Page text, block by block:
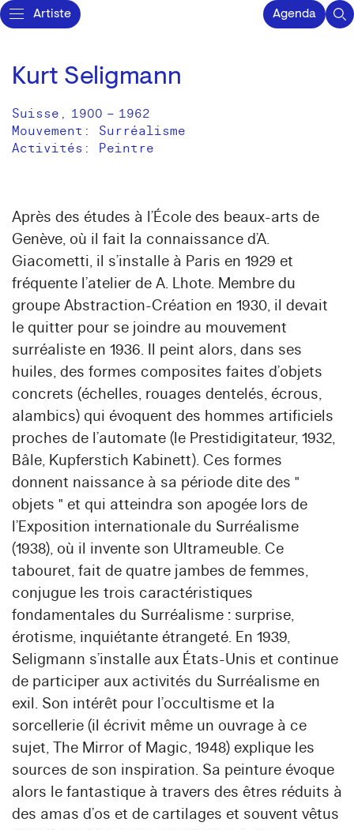
Artiste Agenda
Kurt Seligmann
Suisse , 1900 – 1962
Mouvement: Surréalisme
Activités: Peintre
Après des études à l’École des beaux-arts de
Genève, où il fait la connaissance d’A.
Giacometti, il s’installe à Paris en 1929 et
fréquente l’atelier de A. Lhote. Membre du
groupe Abstraction-Création en 1930, il devait
le quitter pour se joindre au mouvement
surréaliste en 1936. Il peint alors, dans ses
huiles, des formes composites faites d’objets
concrets (échelles, rouages dentelés, écrous,
alambics) qui évoquent des hommes artificiels
proches de l’automate (le Prestidigitateur, 1932,
Bâle, Kupferstich Kabinett). Ces formes
donnent naissance à sa période dite des "
objets " et qui atteindra son apogée lors de
l’Exposition internationale du Surréalisme
(1938), où il invente son Ultrameuble. Ce
tabouret, fait de quatre jambes de femmes,
conjugue les trois caractéristiques
fondamentales du Surréalisme : surprise,
érotisme, inquiétante étrangeté. En 1939,
Seligmann s’installe aux États-Unis et continue
de participer aux activités du Surréalisme en
exil. Son intérêt pour l’occultisme et la
sorcellerie (il écrivit même un ouvrage à ce
sujet, The Mirror of Magic, 1948) explique les
sources de son inspiration. Sa peinture évoque
alors le fantastique à travers des êtres réduits à
des amas d’os et de cartilages et souvent vêtus